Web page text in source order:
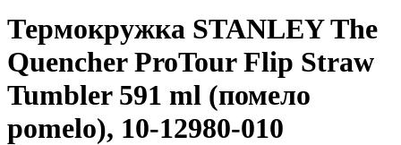
Термокружка STANLEY The
Quencher ProTour Flip Straw
Tumbler 591 ml (помело
pomelo), 10-12980-010